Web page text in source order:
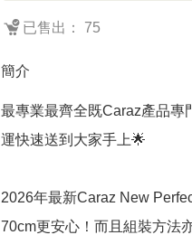
已售出： 75
簡介
最專業最齊全既Caraz產品專
運快速送到大家手上🌟
2026年最新Caraz New
70cm更安心！而且組裝方法